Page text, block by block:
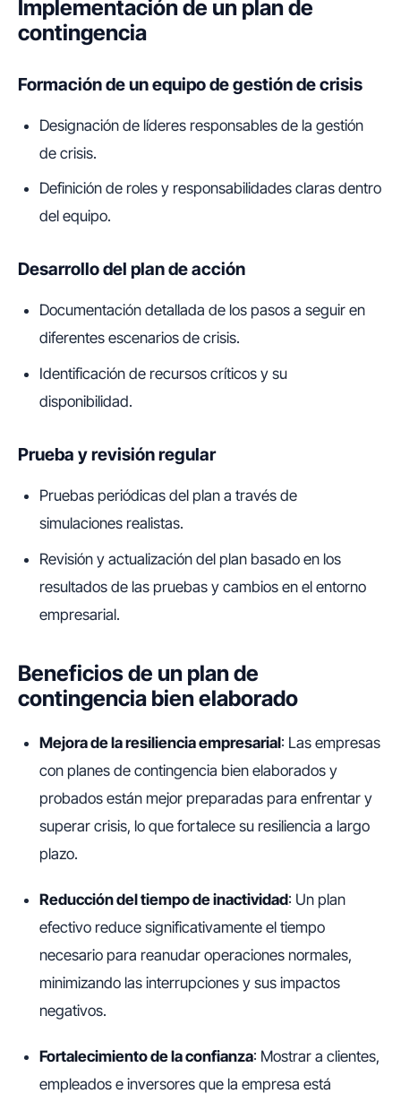
Implementación de un plan de
contingencia
Formación de un equipo de gestión de crisis
Designación de líderes responsables de la gestión
de crisis.
Definición de roles y responsabilidades claras dentro
del equipo.
Desarrollo del plan de acción
Documentación detallada de los pasos a seguir en
diferentes escenarios de crisis.
Identificación de recursos críticos y su
disponibilidad.
Prueba y revisión regular
Pruebas periódicas del plan a través de
simulaciones realistas.
Revisión y actualización del plan basado en los
resultados de las pruebas y cambios en el entorno
empresarial.
Beneficios de un plan de
contingencia bien elaborado
Mejora de la resiliencia empresarial: Las empresas
con planes de contingencia bien elaborados y
probados están mejor preparadas para enfrentar y
superar crisis, lo que fortalece su resiliencia a largo
plazo.
Reducción del tiempo de inactividad: Un plan
efectivo reduce significativamente el tiempo
necesario para reanudar operaciones normales,
minimizando las interrupciones y sus impactos
negativos.
Fortalecimiento de la confianza: Mostrar a clientes,
empleados e inversores que la empresa está